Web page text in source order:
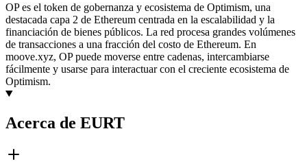
OP es el token de gobernanza y ecosistema de Optimism, una
destacada capa 2 de Ethereum centrada en la escalabilidad y la
financiación de bienes públicos. La red procesa grandes volúmenes
de transacciones a una fracción del costo de Ethereum. En
moove.xyz, OP puede moverse entre cadenas, intercambiarse
fácilmente y usarse para interactuar con el creciente ecosistema de
Optimism.
Acerca de EURT